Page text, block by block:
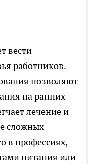
вести
работников.
позволяют
на ранних
лечение и
сложных
в профессиях,
питания или